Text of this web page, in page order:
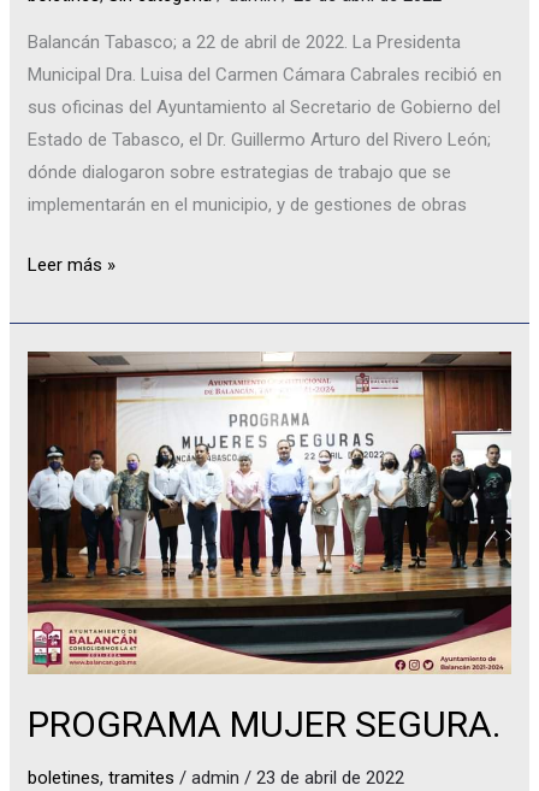
Balancán Tabasco; a 22 de abril de 2022. La Presidenta
Municipal Dra. Luisa del Carmen Cámara Cabrales recibió en
sus oficinas del Ayuntamiento al Secretario de Gobierno del
Estado de Tabasco, el Dr. Guillermo Arturo del Rivero León;
dónde dialogaron sobre estrategias de trabajo que se
implementarán en el municipio, y de gestiones de obras
Leer más »
PROGRAMA MUJER SEGURA.
boletines,tramites /admin/23 de abril de 2022
PROGRAMA
MUJER